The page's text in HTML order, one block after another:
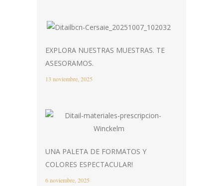
EXPLORA NUESTRAS MUESTRAS. TE
ASESORAMOS.
13 noviembre, 2025
UNA PALETA DE FORMATOS Y
COLORES ESPECTACULAR!
6 noviembre, 2025